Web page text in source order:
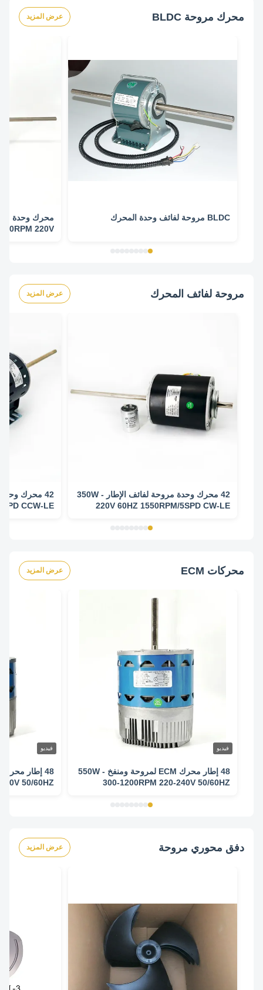
محرك مروحة BLDC عرض المزيد
BLDC مروحة لفائف وحدة المحرك
220V
مروحة لفائف المحرك عرض المزيد
42 محرك وحدة مروحة لفائف الإطار - 350W
220V 60HZ 1550RPM/5SPD CW-LE
CCW-LE
محركات ECM عرض المزيد
فيديو
48 إطار محرك ECM لمروحة ومنفخ - 550W
300-1200RPM 220-240V 50/60HZ
فيديو
50/60HZ
دفق محوري مروحة عرض المزيد